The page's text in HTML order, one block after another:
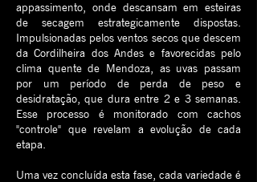
appassimento, onde descansam em esteiras
de secagem estrategicamente dispostas.
Impulsionadas pelos ventos secos que descem
da Cordilheira dos Andes e favorecidas pelo
clima quente de Mendoza, as uvas passam
por um período de perda de peso e
desidratação, que dura entre 2 e 3 semanas.
Esse processo é monitorado com cachos
"controle" que revelam a evolução de cada
etapa.
Uma vez concluída esta fase, cada variedade é